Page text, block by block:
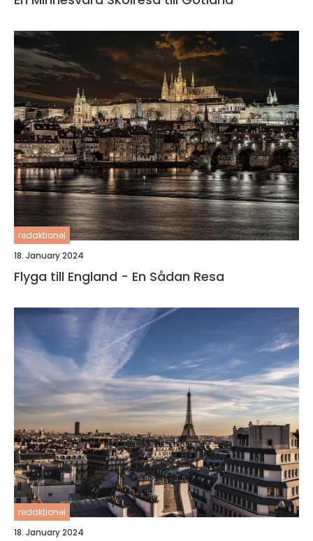
redaktionel
18. January 2024
Flyga till England - En Sådan Resa
redaktionel
18. January 2024